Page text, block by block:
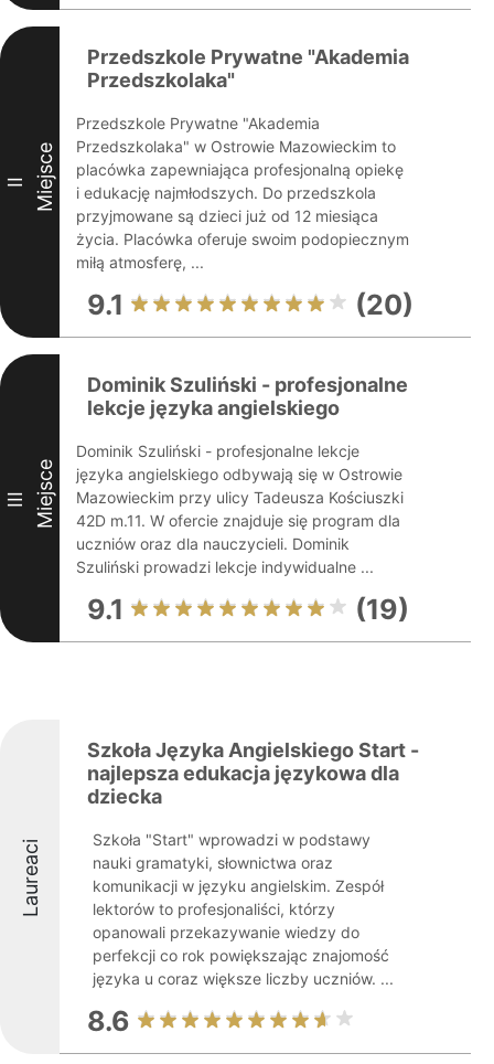
II Miejsce
Przedszkole Prywatne "Akademia
Przedszkolaka"
Przedszkole Prywatne "Akademia
Przedszkolaka" w Ostrowie Mazowieckim to
placówka zapewniająca profesjonalną opiekę
i edukację najmłodszych. Do przedszkola
przyjmowane są dzieci już od 12 miesiąca
życia. Placówka oferuje swoim podopiecznym
miłą atmosferę, ...
9.1 (20)
III Miejsce
Dominik Szuliński - profesjonalne
lekcje języka angielskiego
Dominik Szuliński - profesjonalne lekcje
języka angielskiego odbywają się w Ostrowie
Mazowieckim przy ulicy Tadeusza Kościuszki
42D m.11. W ofercie znajduje się program dla
uczniów oraz dla nauczycieli. Dominik
Szuliński prowadzi lekcje indywidualne ...
9.1 (19)
Laureaci
Szkoła Języka Angielskiego Start -
najlepsza edukacja językowa dla
dziecka
Szkoła "Start" wprowadzi w podstawy
nauki gramatyki, słownictwa oraz
komunikacji w języku angielskim. Zespół
lektorów to profesjonaliści, którzy
opanowali przekazywanie wiedzy do
perfekcji co rok powiększając znajomość
języka u coraz większe liczby uczniów. ...
8.6